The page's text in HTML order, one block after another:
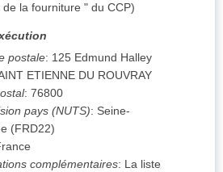
de la fourniture " du CCP)
postale: 125 Edmund Halley
ETIENNE DU ROUVRAY
: 76800
pays (NUTS): Seine-
(FRD22)
complémentaires: La liste